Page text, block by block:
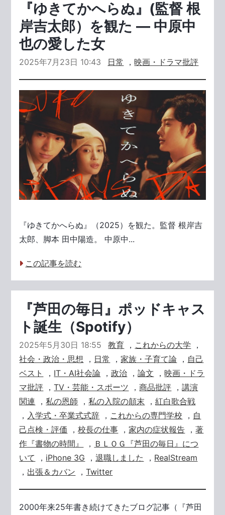
『ゆきてかへらぬ』(監督 根
岸吉太郎）を観た ― 中原中
也の愛した女
2025年7月23日 10:43 日常 ，映画・ドラマ批評
『ゆきてかへらぬ』（2025）を観た。監督 根岸吉
太郎、脚本 田中陽造。 中原中...
この記事を読む
『芦田の毎日』ポッドキャス
ト誕生（Spotify）
2025年5月30日 18:55 教育 ， これからの大学 ，
社会・政治・思想 ， 日常 ，家族・子育て論 ， 自己
ベスト
， IT・AI社会論 ，政治 ，論文 ，映画・ドラ
マ批評 ，TV・芸能・スポーツ ，商品批評 ，講演
関連 ，私の恩師 ，私の入院の顛末 ，紅白歌合戦
， 入学式・卒業式式辞 ， これからの専門学校 ， 自
己点検・評価 ，校長の仕事 ，家内の症状報告 ，著
作『書物の時間』
， ＢＬＯＧ『芦田の毎日』につ
いて
， iPhone 3G ，退職しました ， RealStream
， 出張＆カバン ，Twitter
2000年来25年書き続けてきたブログ記事（『芦田